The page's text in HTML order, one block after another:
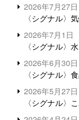
2026年7月27日
〈シグナル〉
2026年7月1日
〈シグナル〉
2026年6月30日
〈シグナル〉
2026年5月27日
〈シグナル〉